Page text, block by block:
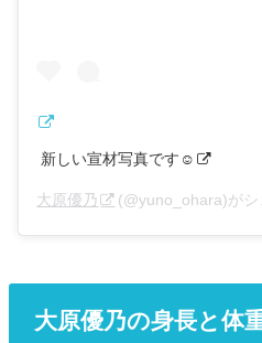
新しい宣材写真です☺︎
大原優乃 (@yuno_ohara)が
大原優乃の身長と体